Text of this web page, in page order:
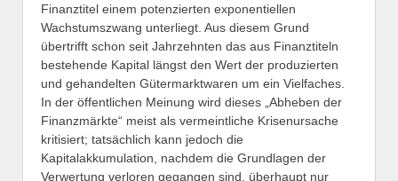
Finanztitel einem potenzierten exponentiellen
Wachstumszwang unterliegt. Aus diesem Grund
übertrifft schon seit Jahrzehnten das aus Finanztiteln
bestehende Kapital längst den Wert der produzierten
und gehandelten Gütermarktwaren um ein Vielfaches.
In der öffentlichen Meinung wird dieses „Abheben der
Finanzmärkte“ meist als vermeintliche Krisenursache
kritisiert; tatsächlich kann jedoch die
Kapitalakkumulation, nachdem die Grundlagen der
Verwertung verloren gegangen sind, überhaupt nur